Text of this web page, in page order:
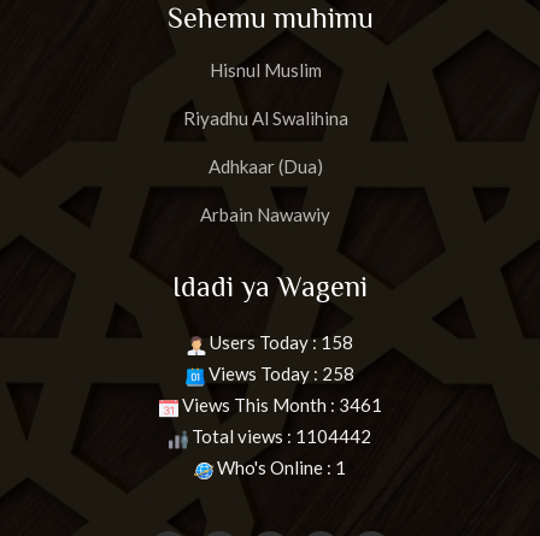
Sehemu muhimu
Hisnul Muslim
Riyadhu Al Swalihina
Adhkaar (Dua)
Arbain Nawawiy
Idadi ya Wageni
Users Today : 158
Views Today : 258
Views This Month : 3461
Total views : 1104442
Who's Online : 1